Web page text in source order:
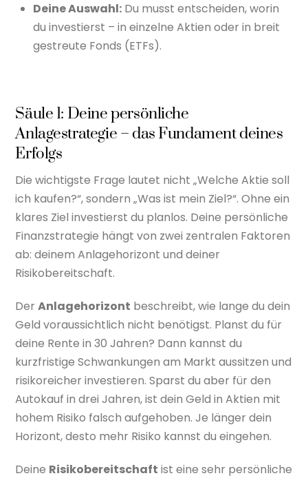
Deine Auswahl: Du musst entscheiden, worin
du investierst – in einzelne Aktien oder in breit
gestreute Fonds (ETFs).
Säule 1: Deine persönliche
Anlagestrategie – das Fundament deines
Erfolgs
Die wichtigste Frage lautet nicht „Welche Aktie soll
ich kaufen?“, sondern „Was ist mein Ziel?“. Ohne ein
klares Ziel investierst du planlos. Deine persönliche
Finanzstrategie hängt von zwei zentralen Faktoren
ab: deinem Anlagehorizont und deiner
Risikobereitschaft.
DerAnlagehorizont beschreibt, wie lange du dein
Geld voraussichtlich nicht benötigst. Planst du für
deine Rente in 30 Jahren? Dann kannst du
kurzfristige Schwankungen am Markt aussitzen und
risikoreicher investieren. Sparst du aber für den
Autokauf in drei Jahren, ist dein Geld in Aktien mit
hohem Risiko falsch aufgehoben. Je länger dein
Horizont, desto mehr Risiko kannst du eingehen.
Deine Risikobereitschaft ist eine sehr persönliche